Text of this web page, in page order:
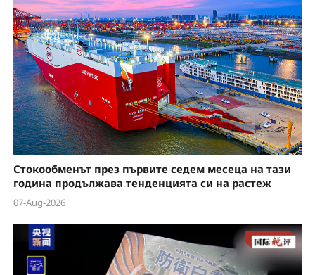
Стокообменът през първите седем месеца на тази
година продължава тенденцията си на растеж
07-Aug-2026